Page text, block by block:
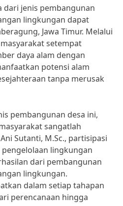
dari jenis pembangunan
lingkungan dapat
Jawa Timur. Melalui
setempat
daya alam dengan
potensi alam
tanpa merusak
pembangunan desa ini,
sangatlah
Sutanti, M.Sc., partisipasi
lingkungan
dari pembangunan
lingkungan.
dalam setiap tahapan
perencanaan hingga